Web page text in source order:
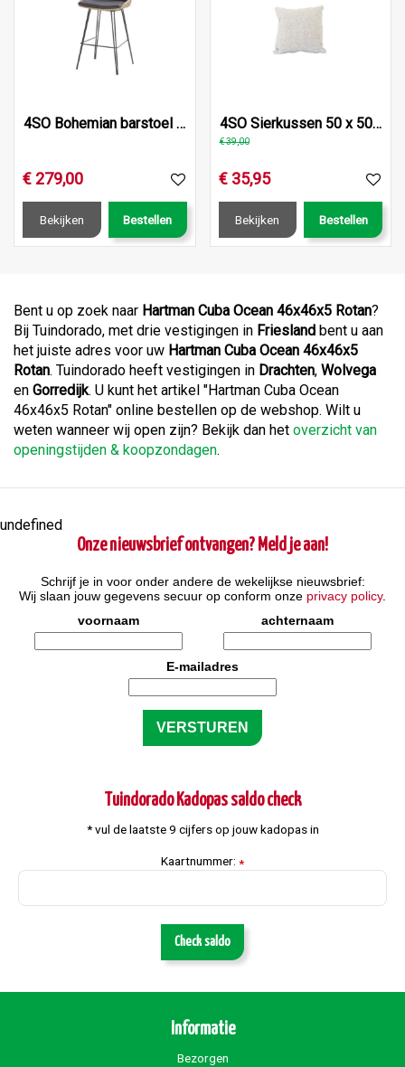
4SO Bohemian barstoel naturel, incl. 2 kussens
€ 279,00
Bekijken Bestellen
4SO Sierkussen 50 x 50 cm met rits Fontalina grijs
€39,00
€ 35,95
Bekijken Bestellen
Bent u op zoek naar Hartman Cuba Ocean 46x46x5 Rotan?
Bij Tuindorado, met drie vestigingen in Friesland bent u aan
het juiste adres voor uw Hartman Cuba Ocean 46x46x5
Rotan. Tuindorado heeft vestigingen in Drachten, Wolvega
en Gorredijk. U kunt het artikel "Hartman Cuba Ocean
46x46x5 Rotan" online bestellen op de webshop. Wilt u
weten wanneer wij open zijn? Bekijk dan het overzicht van
openingstijden & koopzondagen.
undefined
Onze nieuwsbrief ontvangen? Meld je aan!
Schrijf je in voor onder andere de wekelijkse nieuwsbrief:
Wij slaan jouw gegevens secuur op conform onze privacy policy.
voornaam
achternaam
E-mailadres
Tuindorado Kadopas saldo check
* vul de laatste 9 cijfers op jouw kadopas in
Kaartnummer: *
Check saldo
Informatie
Bezorgen